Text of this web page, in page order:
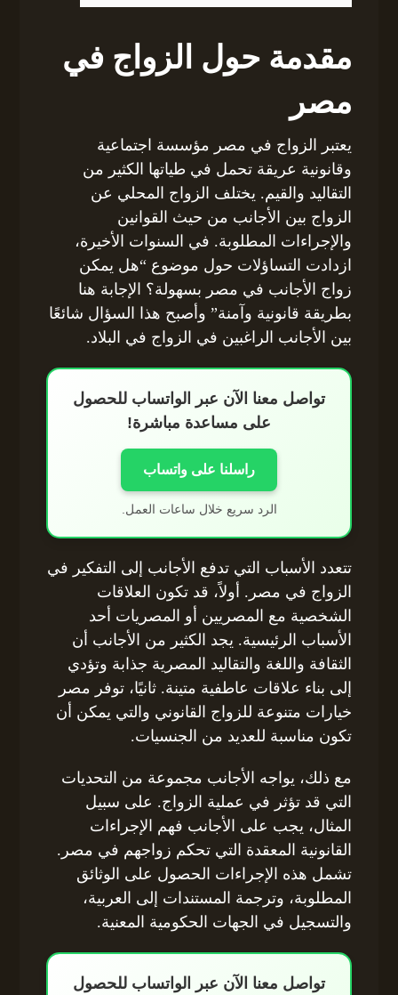
مقدمة حول الزواج في
مصر
يعتبر الزواج في مصر مؤسسة اجتماعية
وقانونية عريقة تحمل في طياتها الكثير من
التقاليد والقيم. يختلف الزواج المحلي عن
الزواج بين الأجانب من حيث القوانين
والإجراءات المطلوبة. في السنوات الأخيرة،
ازدادت التساؤلات حول موضوع “هل يمكن
زواج الأجانب في مصر بسهولة؟ الإجابة هنا
بطريقة قانونية وآمنة” وأصبح هذا السؤال شائعًا
بين الأجانب الراغبين في الزواج في البلاد.
تواصل معنا الآن عبر الواتساب للحصول
على مساعدة مباشرة!
راسلنا على واتساب
الرد سريع خلال ساعات العمل.
تتعدد الأسباب التي تدفع الأجانب إلى التفكير في
الزواج في مصر. أولاً، قد تكون العلاقات
الشخصية مع المصريين أو المصريات أحد
الأسباب الرئيسية. يجد الكثير من الأجانب أن
الثقافة واللغة والتقاليد المصرية جذابة وتؤدي
إلى بناء علاقات عاطفية متينة. ثانيًا، توفر مصر
خيارات متنوعة للزواج القانوني والتي يمكن أن
تكون مناسبة للعديد من الجنسيات.
مع ذلك، يواجه الأجانب مجموعة من التحديات
التي قد تؤثر في عملية الزواج. على سبيل
المثال، يجب على الأجانب فهم الإجراءات
القانونية المعقدة التي تحكم زواجهم في مصر.
تشمل هذه الإجراءات الحصول على الوثائق
المطلوبة، وترجمة المستندات إلى العربية،
والتسجيل في الجهات الحكومية المعنية.
تواصل معنا الآن عبر الواتساب للحصول